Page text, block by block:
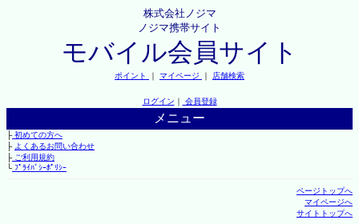
株式会社ノジマ
ノジマ携帯サイト
モバイル会員サイト
ポイント ｜ マイページ ｜ 店舗検索
ログイン ｜ 会員登録
メニュー
├初めての方へ
├ よくあるお問い合わせ
├ご利用規約
└ﾌﾟﾗｲﾊﾞｼｰﾎﾟﾘｼｰ
ページトップへ
マイページへ
サイトトップへ